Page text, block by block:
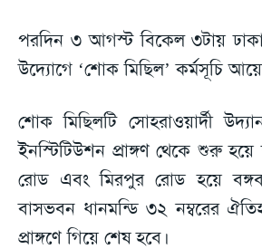
পরদিন ৩ আগস্ট বিকেল ৩টায়
উদ্যোগে ‘শোক মিছিল’ কর্মসূচি
শোক মিছিলটি সোহরাওয়ার্দী
ইনস্টিটিউশন প্রাঙ্গণ থেকে শুরু হয়ে
রোড এবং মিরপুর রোড হয়ে
বাসভবন ধানমন্ডি ৩২ নম্বরের
প্রাঙ্গণে গিয়ে শেষ হবে।